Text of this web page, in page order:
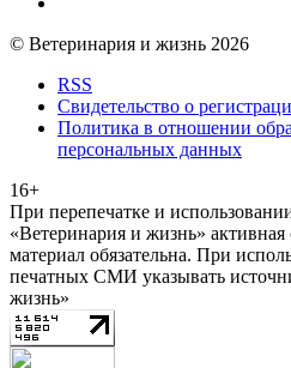
© Ветеринария и жизнь 2026
RSS
Свидетельство о
Политика в отношении
персональных данных
16+
При перепечатке и
«Ветеринария и жизнь»
материал обязательна. При
печатных СМИ указывать
жизнь»